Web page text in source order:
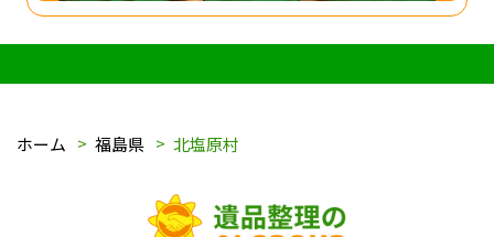
ホーム 福島県 北塩原村